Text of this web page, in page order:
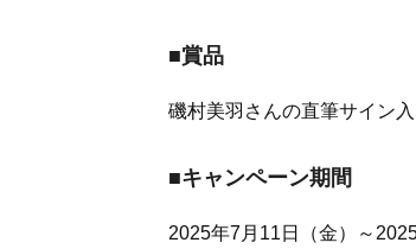
■賞品
磯村美羽さんの直筆サイン
■キャンペーン期間
2025年7月11日（金）～